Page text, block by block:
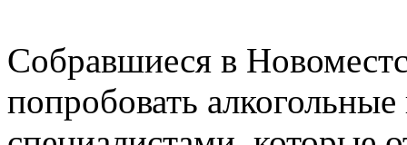
Собравшиеся в
попробовать